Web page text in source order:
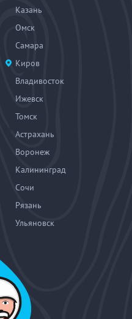
Казань
Омск
Самара
Киров
Владивосток
Ижевск
Томск
Астрахань
Воронеж
Калининград
Сочи
Рязань
Ульяновск